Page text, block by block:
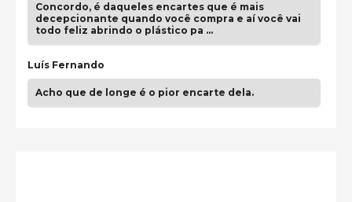
Concordo, é daqueles encartes que é mais
decepcionante quando você compra e aí você vai
todo feliz abrindo o plástico pa …
Luís Fernando
Acho que de longe é o pior encarte dela.